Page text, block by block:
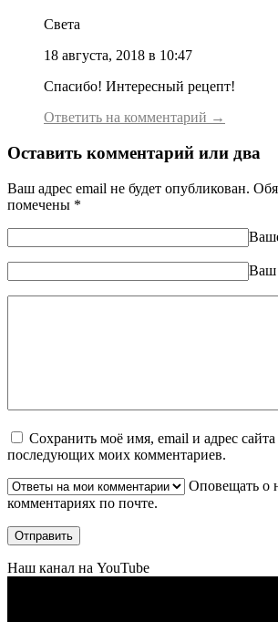
Света
18 августа, 2018 в 10:47
Спасибо! Интересный рецепт!
Ответить на комментарий →
Оставить комментарий или два
Ваш адрес email не будет опубликован.
помечены *
Ваш
Сохранить моё имя, email и адрес сайта
последующих моих комментариев.
Оповещать о
комментариях по почте.
Наш канал на YouTube